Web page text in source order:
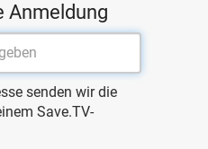
Anmeldung
senden wir die
Save.TV-